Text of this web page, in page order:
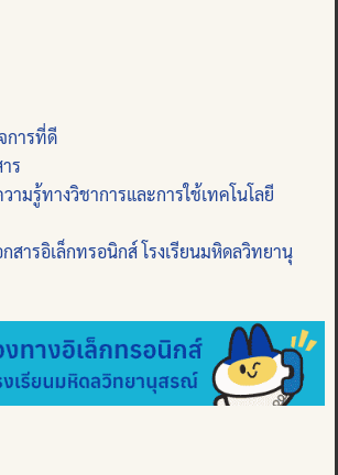
การที่ดี
ร
ามรู้ทางวิชาการและการใช้เทคโนโลยี
สารอิเล็กทรอนิกส์ โรงเรียนมหิดลวิทยานุ